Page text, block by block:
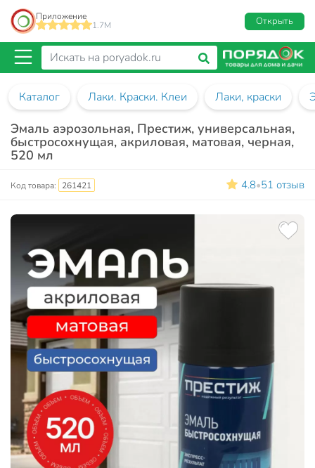
Приложение
1.7M
Открыть
Каталог Лаки. Краски. Клеи Лаки, краски
Эмаль аэрозольная, Престиж, универсальная,
быстросохнущая, акриловая, матовая, черная,
520 мл
Код товара: 261421 4.8•51 отзыв